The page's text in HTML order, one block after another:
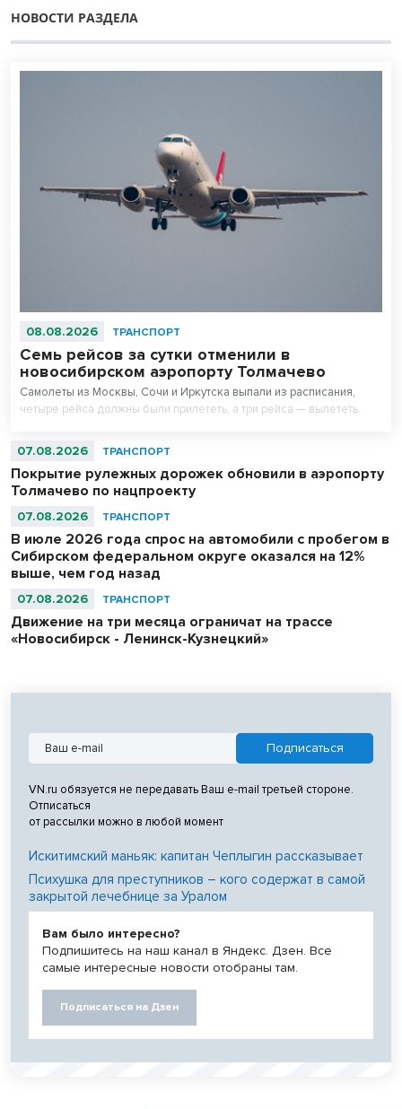
НОВОСТИ РАЗДЕЛА
08.08.2026 ТРАНСПОРТ
Семь рейсов за сутки отменили в
новосибирском аэропорту Толмачево
Самолеты из Москвы, Сочи и Иркутска выпали из расписания,
четыре рейса должны были прилететь, а три рейса — вылететь.
07.08.2026 ТРАНСПОРТ
Покрытие рулежных дорожек обновили в аэропорту
Толмачево по нацпроекту
07.08.2026 ТРАНСПОРТ
В июле 2026 года спрос на автомобили с пробегом в
Сибирском федеральном округе оказался на 12%
выше, чем год назад
07.08.2026 ТРАНСПОРТ
Движение на три месяца ограничат на трассе
«Новосибирск - Ленинск-Кузнецкий»
VN.ru обязуется не передавать Ваш e-mail третьей стороне.
Отписаться
от рассылки можно в любой момент
Искитимский маньяк: капитан Чеплыгин рассказывает
Психушка для преступников – кого содержат в самой
закрытой лечебнице за Уралом
Вам было интересно?
Подпишитесь на наш канал в Яндекс. Дзен. Все
самые интересные новости отобраны там.
Подписаться на Дзен